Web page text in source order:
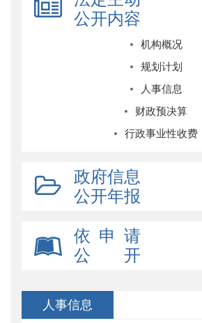
公开内容
机构概况
规划计划
人事信息
财政预决算
行政事业性收费
政府信息
公开年报
依 申 请
公 开
人事信息